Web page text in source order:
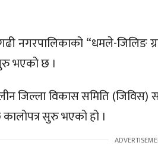
नगरपालिकाको “धमले-जिलिङ
भएको छ ।
जिल्ला विकास समिति (जिविस)
सुरु भएको हो ।